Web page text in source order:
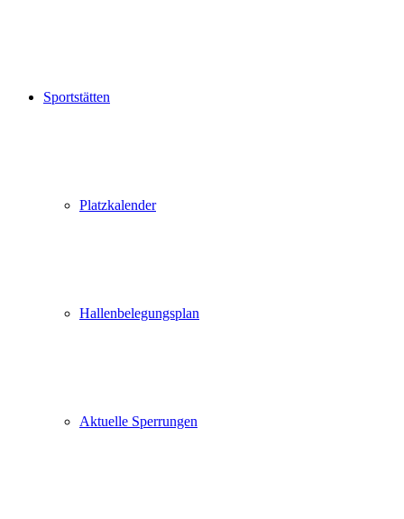
Sportstätten
Platzkalender
Hallenbelegungsplan
Aktuelle Sperrungen